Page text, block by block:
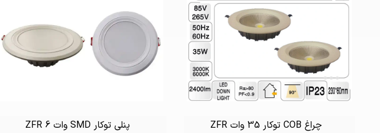
چراغ COB توکار 35 وات ZFR پنلی توکار SMD وات 6 ZFR